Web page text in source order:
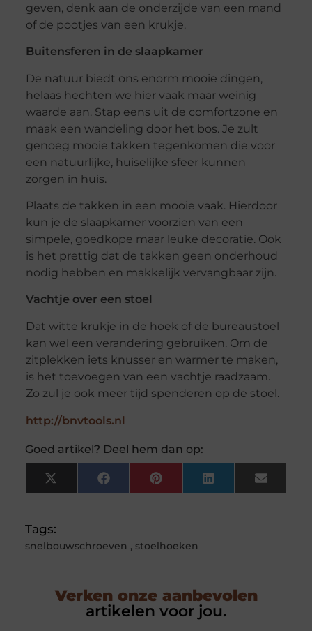
geven, denk aan de onderzijde van een mand
of de pootjes van een krukje.
Buitensferen in de slaapkamer
De natuur biedt ons enorm mooie dingen,
helaas hechten we hier vaak maar weinig
waarde aan. Stap eens uit de comfortzone en
maak een wandeling door het bos. Je zult
genoeg mooie takken tegenkomen die voor
een natuurlijke, huiselijke sfeer kunnen
zorgen in huis.
Plaats de takken in een mooie vaak. Hierdoor
kun je de slaapkamer voorzien van een
simpele, goedkope maar leuke decoratie. Ook
is het prettig dat de takken geen onderhoud
nodig hebben en makkelijk vervangbaar zijn.
Vachtje over een stoel
Dat witte krukje in de hoek of de bureaustoel
kan wel een verandering gebruiken. Om de
zitplekken iets knusser en warmer te maken,
is het toevoegen van een vachtje raadzaam.
Zo zul je ook meer tijd spenderen op de stoel.
http://bnvtools.nl
Goed artikel? Deel hem dan op:
X
(Twitter)
FacebookPinterestLinkedInEmail
Tags:
snelbouwschroeven , stoelhoeken
Verken onze aanbevolen
artikelen voor jou.